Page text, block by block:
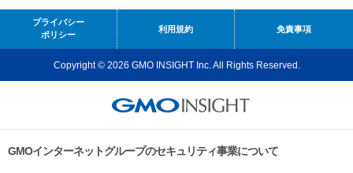
プライバシー
ポリシー
利用規約 免責事項
Copyright © 2026 GMO INSIGHT Inc. All Rights Reserved.
GMOインターネットグループのセキュリティ事業について